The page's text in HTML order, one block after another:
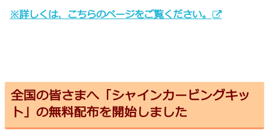
※詳しくは、こちらのページをご覧ください。
全国の皆さまへ「シャインカービングキッ
ト」の無料配布を開始しました